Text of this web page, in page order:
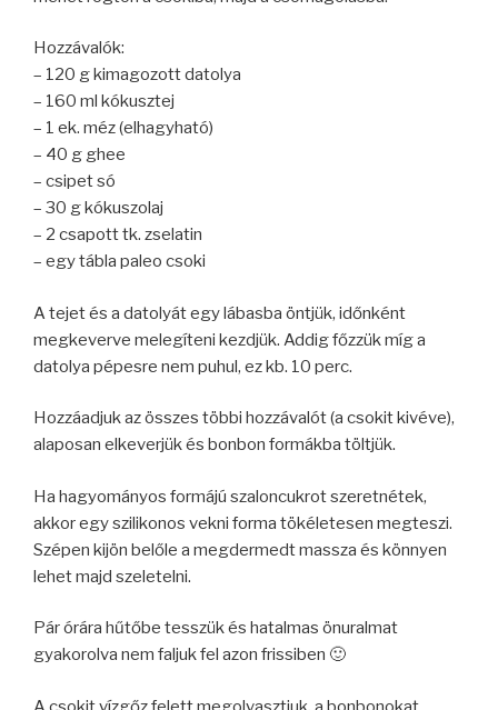
Hozzávalók:
– 120 g kimagozott datolya
– 160 ml kókusztej
– 1 ek. méz (elhagyható)
– 40 g ghee
– csipet só
– 30 g kókuszolaj
– 2 csapott tk. zselatin
– egy tábla paleo csoki
A tejet és a datolyát egy lábasba öntjük, időnként
megkeverve melegíteni kezdjük. Addig főzzük míg a
datolya pépesre nem puhul, ez kb. 10 perc.
Hozzáadjuk az összes többi hozzávalót (a csokit kivéve),
alaposan elkeverjük és bonbon formákba töltjük.
Ha hagyományos formájú szaloncukrot szeretnétek,
akkor egy szilikonos vekni forma tökéletesen megteszi.
Szépen kijön belőle a megdermedt massza és könnyen
lehet majd szeletelni.
Pár órára hűtőbe tesszük és hatalmas önuralmat
gyakorolva nem faljuk fel azon frissiben 🙂